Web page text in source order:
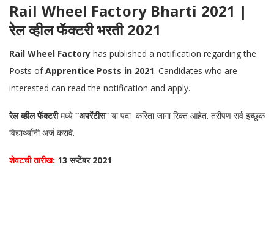
Rail Wheel Factory Bharti 2021 |
रेल व्हील फॅक्टरी भरती 2021
Rail Wheel Factory has published a notification regarding the
Posts ofApprentice Posts in 2021. Candidates who are
interested can read the notification and apply.
रेल व्हील फॅक्टरीमध्ये “अपरेंटीस” या पदा करिता जागा रिक्त आहेत. तरीपण सर्व इच्छुक
विद्यार्थ्यानी अर्ज करावे.
शेवटची तारीख: 13 सप्टेंबर 2021